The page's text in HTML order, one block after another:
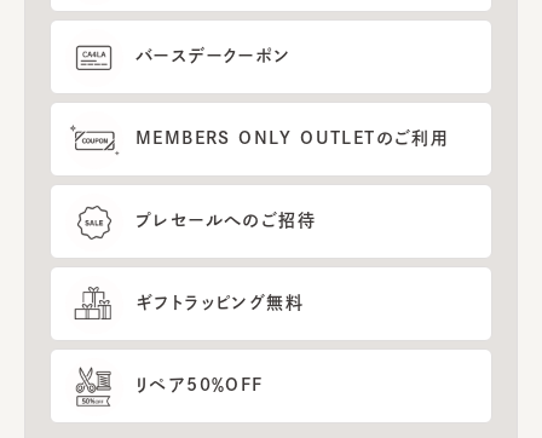
バースデークーポン
MEMBERS ONLY OUTLETのご利用
プレセールへのご招待
ギフトラッピング無料
リペア50％OFF